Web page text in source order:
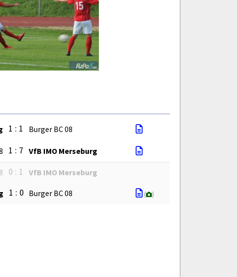
1 : 1 Burger BC 08
1 : 7 VfB IMO Merseburg
0 : 1 VfB IMO Merseburg
1 : 0 Burger BC 08 ( )